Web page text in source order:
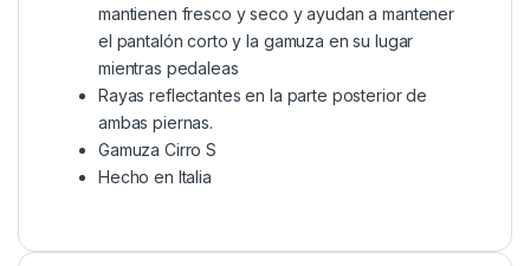
mantienen fresco y seco y ayudan a mantener
el pantalón corto y la gamuza en su lugar
mientras pedaleas
Rayas reflectantes en la parte posterior de
ambas piernas.
Gamuza Cirro S
Hecho en Italia